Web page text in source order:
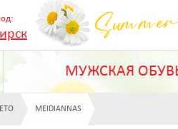
МУЖСКАЯ
MEIDIANNAS